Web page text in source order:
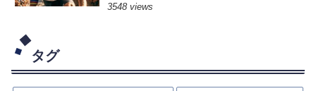
3548 views
タグ